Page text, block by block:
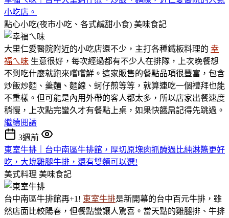
小吃店。
點心小吃(夜市小吃、各式鹹甜小食) 美味食記
大里仁愛醫院附近的小吃店還不少，主打各種鐵板料理的 幸
福ㄟ味 生意很好，每次經過都有不少人在排隊，上次晚餐想
不到吃什麼就跑來嚐嚐鮮。這家販售的餐點品項很豐富，包含
炒飯炒麵、羹麵、麵線、蚵仔煎等等，就算連吃一個禮拜也能
不重樣。但可能是內用外帶的客人都太多，所以店家出餐速度
稍慢，上次點完蠻久才有餐點上桌，如果快餓扁記得先跳過。
繼續閱讀
3週前
東室牛排｜台中南區牛排館，厚切原塊肉抓醃過比純淋醬更好
吃，大塊雞腿牛排，還有雙麵可以選!
美式料理 美味食記
台中南區牛排館再+1! 東室牛排是新開幕的台中百元牛排，雖
然店面比較陽春，但餐點蠻讓人驚喜。當天點的雞腿排、牛排